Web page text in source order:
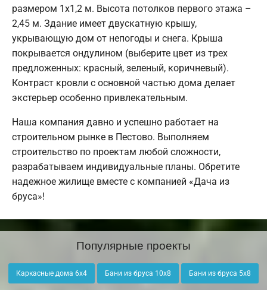
размером 1x1,2 м. Высота потолков первого этажа –
2,45 м. Здание имеет двускатную крышу,
укрывающую дом от непогоды и снега. Крыша
покрывается ондулином (выберите цвет из трех
предложенных: красный, зеленый, коричневый).
Контраст кровли с основной частью дома делает
экстерьер особенно привлекательным.
Наша компания давно и успешно работает на
строительном рынке в Пестово. Выполняем
строительство по проектам любой сложности,
разрабатываем индивидуальные планы. Обретите
надежное жилище вместе с компанией «Дача из
бруса»!
Популярные проекты
Каркасные дома 6х4 Бани из бруса 10х8 Бани из бруса 5х8